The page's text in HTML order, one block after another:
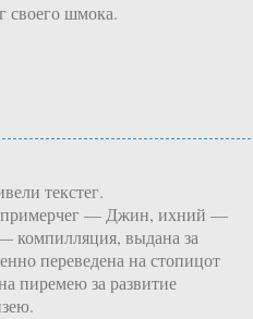
своего шмока.
текстег.
— Джин, ихний —
компилляция, выдана за
переведена на стопицот
пиремею за развитие